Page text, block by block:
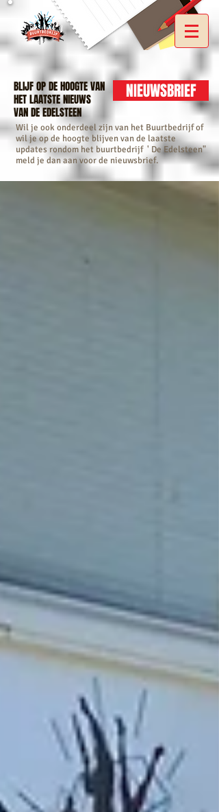
BLIJF OP DE HOOGTE VAN
HET LAATSTE NIEUWS
VAN DE EDELSTEEN
Wil je ook onderdeel zijn van het Buurtbedrijf of
wil je op de hoogte blijven van de laatste
updates rondom het buurtbedrijf ' De Edelsteen"
meld je dan aan voor de nieuwsbrief.
NIEUWSBRIEF